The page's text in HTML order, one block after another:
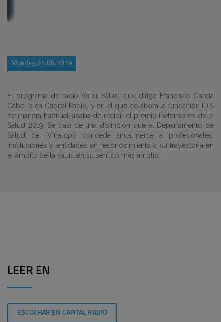
Monday, 24.06.2019
El programa de radio Valor Salud, que dirige Francisco García
Cabello en Capital Radio, y en el que colabora la fundación IDIS
de manera habitual, acaba de recibir el premio Defensores de la
Salud 2019. Se trata de una distinción que el Departamento de
Salud del Vinalopó concede anualmente a profesionales,
instituciones y entidades en reconocimiento a su trayectoria en
el ámbito de la salud en su sentido más amplio.
LEER EN
ESCUCHAR EN CAPITAL RADIO